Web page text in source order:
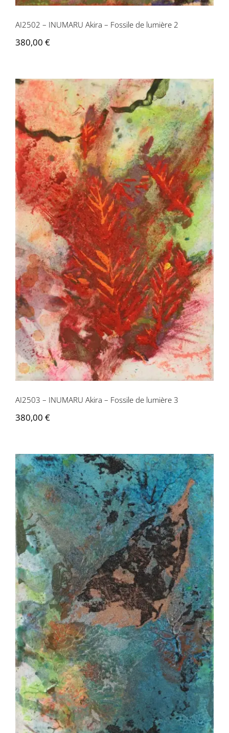
AI2502 – INUMARU Akira – Fossile de lumière 2
380,00 €
AI2503 – INUMARU Akira – Fossile de
lumière 3
AI2503 – INUMARU Akira – Fossile de lumière 3
380,00 €
INUMARU Akira – Jardin des lumières 10